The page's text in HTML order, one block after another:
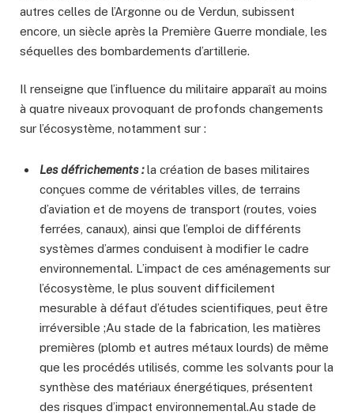
autres celles de l’Argonne ou de Verdun, subissent
encore, un siècle après la Première Guerre mondiale, les
séquelles des bombardements d’artillerie.
Il renseigne que l’influence du militaire apparaît au moins
à quatre niveaux provoquant de profonds changements
sur l’écosystème, notamment sur :
Les défrichements :la création de bases militaires
conçues comme de véritables villes, de terrains
d’aviation et de moyens de transport (routes, voies
ferrées, canaux), ainsi que l’emploi de différents
systèmes d’armes conduisent à modifier le cadre
environnemental. L’impact de ces aménagements sur
l’écosystème, le plus souvent difficilement
mesurable à défaut d’études scientifiques, peut être
irréversible ;Au stade de la fabrication, les matières
premières (plomb et autres métaux lourds) de même
que les procédés utilisés, comme les solvants pour la
synthèse des matériaux énergétiques, présentent
des risques d’impact environnemental.Au stade de